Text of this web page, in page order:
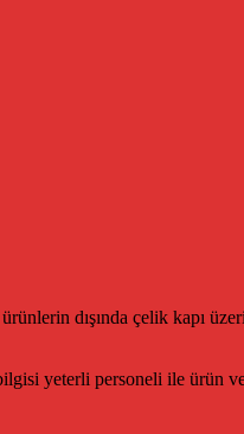
dışında çelik kapı
yeterli personeli ile ürün ve